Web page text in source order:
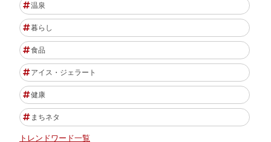
温泉
暮らし
食品
アイス・ジェラート
健康
まちネタ
トレンドワード一覧